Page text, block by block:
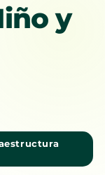
y